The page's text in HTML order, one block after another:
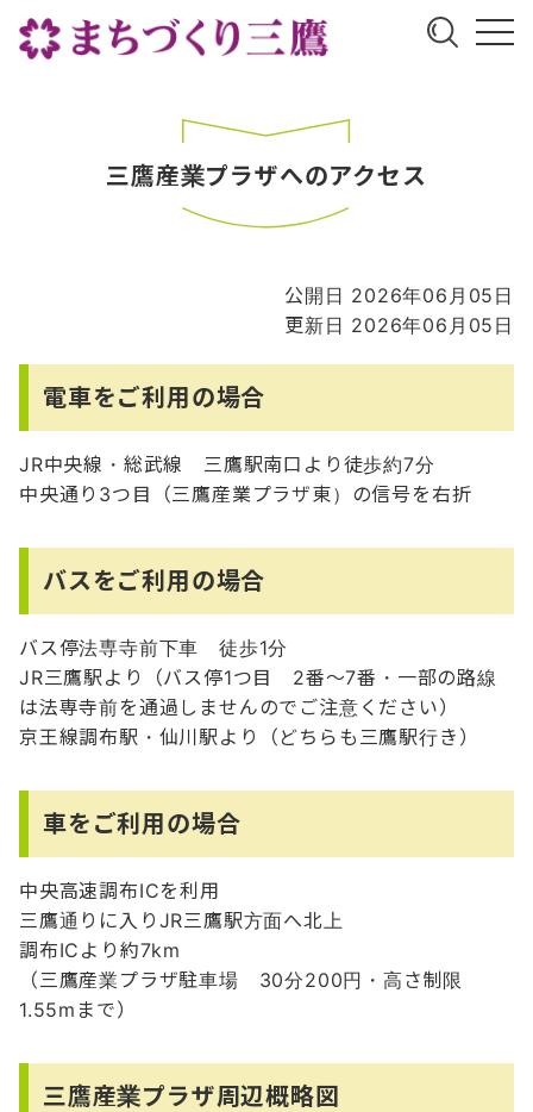
三鷹産業プラザへのアクセス
公開日 2026年06月05日
更新日 2026年06月05日
電車をご利用の場合
JR中央線・総武線 三鷹駅南口より徒歩約7分
中央通り3つ目（三鷹産業プラザ東）の信号を右折
バスをご利用の場合
バス停法専寺前下車 徒歩1分
JR三鷹駅より（バス停1つ目 2番～7番・一部の路線
は法専寺前を通過しませんのでご注意ください）
京王線調布駅・仙川駅より（どちらも三鷹駅行き）
車をご利用の場合
中央高速調布ICを利用
三鷹通りに入りJR三鷹駅方面へ北上
調布ICより約7km
（三鷹産業プラザ駐車場 30分200円・高さ制限
1.55mまで）
三鷹産業プラザ周辺概略図